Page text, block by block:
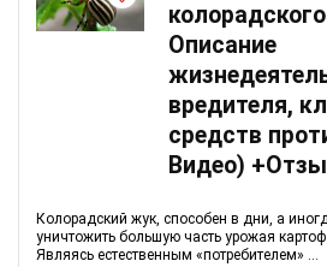
Описание
вредителя,
средств
Видео)
Колорадский жук, способен в дни, а
уничтожить большую часть урожая
Являясь естественным «потребителем» ...